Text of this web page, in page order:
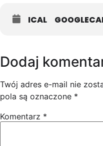
ICAL
Dodaj
Twój adres e-mail nie
pola są oznaczone *
Komentarz *